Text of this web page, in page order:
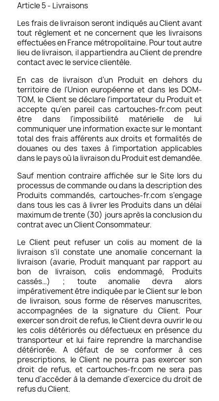
Article 5 - Livraisons
Les frais de livraison seront indiqués au Client avant
tout règlement et ne concernent que les livraisons
effectuées en France métropolitaine. Pour tout autre
lieu de livraison, il appartiendra au Client de prendre
contact avec le service clientèle.
En cas de livraison d'un Produit en dehors du
territoire de l'Union européenne et dans les DOM-
TOM, le Client se déclare l'importateur du Produit et
accepte qu'en pareil cas cartouches-fr.com peut
être dans l'impossibilité matérielle de lui
communiquer une information exacte sur le montant
total des frais afférents aux droits et formalités de
douanes ou des taxes à l'importation applicables
dans le pays où la livraison du Produit est demandée.
Sauf mention contraire affichée sur le Site lors du
processus de commande ou dans la description des
Produits commandés, cartouches-fr.com s’engage
dans tous les cas à livrer les Produits dans un délai
maximum de trente (30) jours après la conclusion du
contrat avec un Client Consommateur.
Le Client peut refuser un colis au moment de la
livraison s'il constate une anomalie concernant la
livraison (avarie, Produit manquant par rapport au
bon de livraison, colis endommagé, Produits
cassés…) ; toute anomalie devra alors
impérativement être indiquée par le Client sur le bon
de livraison, sous forme de réserves manuscrites,
accompagnées de la signature du Client. Pour
exercer son droit de refus, le Client devra ouvrir le ou
les colis détériorés ou défectueux en présence du
transporteur et lui faire reprendre la marchandise
détériorée. A défaut de se conformer à ces
prescriptions, le Client ne pourra pas exercer son
droit de refus, et cartouches-fr.com ne sera pas
tenu d'accéder à la demande d'exercice du droit de
refus du Client.